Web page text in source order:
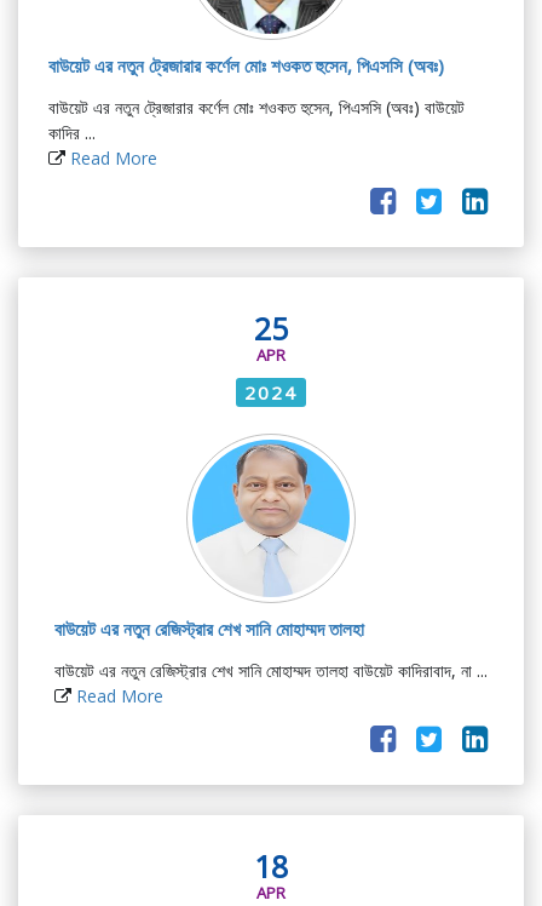
বাউয়েট এর নতুন ট্রেজারার কর্ণেল মোঃ শওকত হুসেন, পিএসসি (অবঃ)
বাউয়েট এর নতুন ট্রেজারার কর্ণেল মোঃ শওকত হুসেন, পিএসসি (অবঃ) বাউয়েট
কাদির ...
Read More
25
APR
2024
বাউয়েট এর নতুন রেজিস্ট্রার শেখ সানি মোহাম্মদ তালহা
বাউয়েট এর নতুন রেজিস্ট্রার শেখ সানি মোহাম্মদ তালহা বাউয়েট কাদিরাবাদ, না ...
Read More
18
APR